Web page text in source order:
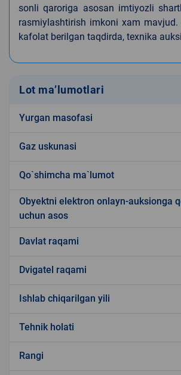
sonli qaroriga asosan imtiyozli
rasmiylashtirish imkoni xam
kafolat berilgan taqdirda, texnika
Lot ma’lumotlari
Yurgan masofasi
Gaz uskunasi
Qo`shimcha ma`lumot
Obyektni elektron onlayn-auksionga
uchun asos
Davlat raqami
Dvigatel raqami
Ishlab chiqarilgan yili
Tehnik holati
Rangi